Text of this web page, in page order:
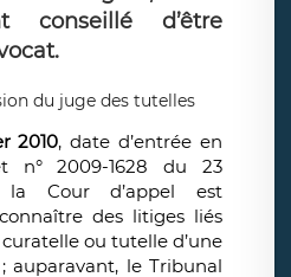
conseillé d’être
2010, date d’entrée en
n° 2009-1628 du 23
la Cour d’appel est
des litiges liés
ou tutelle d’une
auparavant, le Tribunal